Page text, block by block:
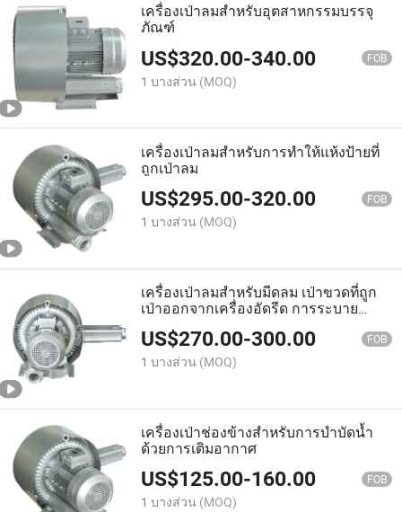
เครื่องเป่าลมสำหรับอุตสาหกรรมบรรจุ
ภัณฑ์
US$320.00-340.00 FOB
1 บางส่วน (MOQ)
เครื่องเป่าลมสำหรับการทำให้แห้งป้ายที่
ถูกเป่าลม
US$295.00-320.00 FOB
1 บางส่วน (MOQ)
เครื่องเป่าลมสำหรับมีดลม เป่าขวดที่ถูก
เป่าออกจากเครื่องอัดรีด การระบาย
อากาศ
US$270.00-300.00 FOB
1 บางส่วน (MOQ)
เครื่องเป่าช่องข้างสำหรับการบำบัดน้ำ
ด้วยการเติมอากาศ
US$125.00-160.00 FOB
1 บางส่วน (MOQ)